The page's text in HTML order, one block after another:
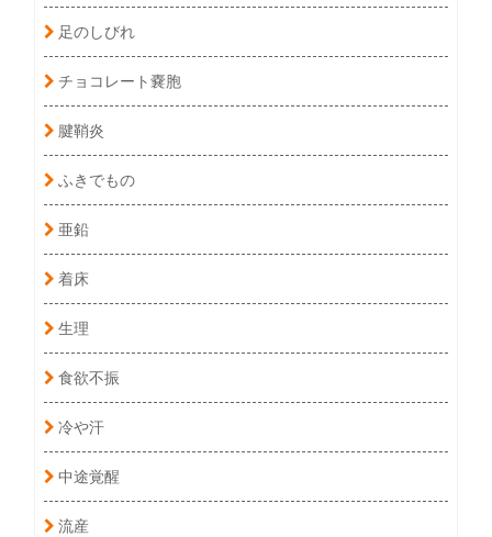
足のしびれ
チョコレート嚢胞
腱鞘炎
ふきでもの
亜鉛
着床
生理
食欲不振
冷や汗
中途覚醒
流産